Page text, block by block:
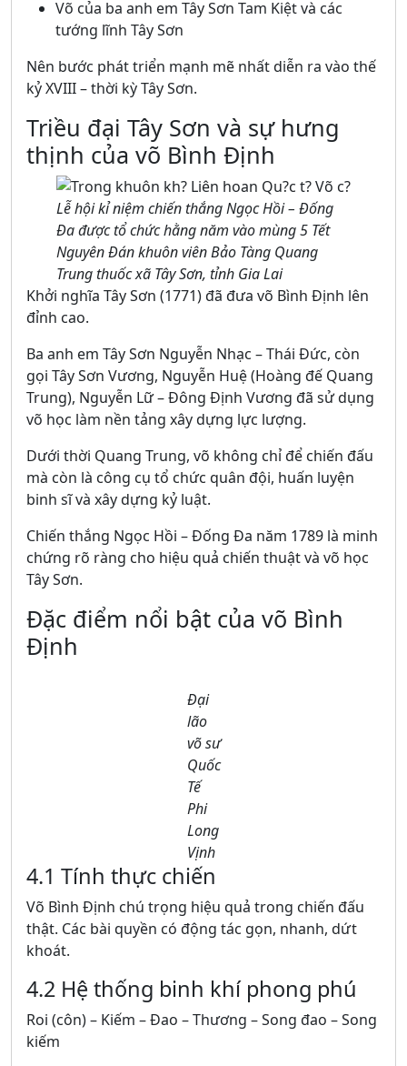
Võ của ba anh em Tây Sơn Tam Kiệt và các
tướng lĩnh Tây Sơn
Nên bước phát triển mạnh mẽ nhất diễn ra vào thế
kỷ XVIII – thời kỳ Tây Sơn.
Triều đại Tây Sơn và sự hưng
thịnh của võ Bình Định
Lễ hội kỉ niệm chiến thắng Ngọc Hồi – Đống
Đa được tổ chức hằng năm vào mùng 5 Tết
Nguyên Đán khuôn viên Bảo Tàng Quang
Trung thuốc xã Tây Sơn, tỉnh Gia Lai
Khởi nghĩa Tây Sơn (1771) đã đưa võ Bình Định lên
đỉnh cao.
Ba anh em Tây Sơn Nguyễn Nhạc – Thái Đức, còn
gọi Tây Sơn Vương, Nguyễn Huệ (Hoàng đế Quang
Trung), Nguyễn Lữ – Đông Định Vương đã sử dụng
võ học làm nền tảng xây dựng lực lượng.
Dưới thời Quang Trung, võ không chỉ để chiến đấu
mà còn là công cụ tổ chức quân đội, huấn luyện
binh sĩ và xây dựng kỷ luật.
Chiến thắng Ngọc Hồi – Đống Đa năm 1789 là minh
chứng rõ ràng cho hiệu quả chiến thuật và võ học
Tây Sơn.
Đặc điểm nổi bật của võ Bình
Định
Đại
lão
võ sư
Quốc
Tế
Phi
Long
Vịnh
4.1 Tính thực chiến
Võ Bình Định chú trọng hiệu quả trong chiến đấu
thật. Các bài quyền có động tác gọn, nhanh, dứt
khoát.
4.2 Hệ thống binh khí phong phú
Roi (côn) – Kiếm – Đao – Thương – Song đao – Song
kiếm